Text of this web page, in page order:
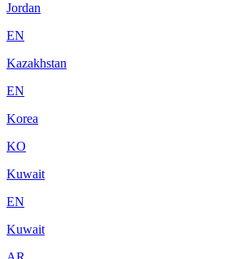
Jordan
EN
Kazakhstan
EN
Korea
KO
Kuwait
EN
Kuwait